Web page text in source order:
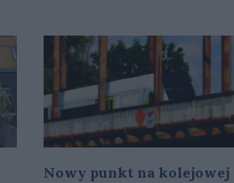
Nowy punkt na kolejowej